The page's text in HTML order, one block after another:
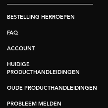
BESTELLING HERROEPEN
FAQ
ACCOUNT
HUIDIGE
PRODUCTHANDLEIDINGEN
OUDE PRODUCTHANDLEIDINGEN
PROBLEEM MELDEN